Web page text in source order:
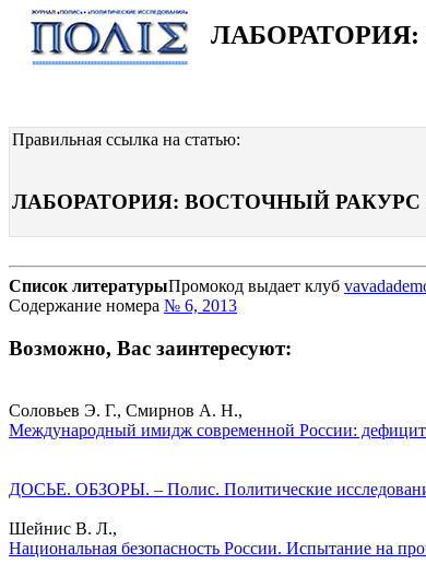
Правильная ссылка на статью:
ЛАБОРАТОРИЯ: ВОСТОЧНЫЙ РАКУРС
Список литературыПромокод выдает клуб
Содержание номера № 6, 2013
Возможно, Вас заинтересуют:
Соловьев Э. Г., Смирнов А. Н.,
Международный имидж современной России:
ДОСЬЕ. ОБЗОРЫ. – Полис. Политические
Шейнис В. Л.,
Национальная безопасность России. Испытание на